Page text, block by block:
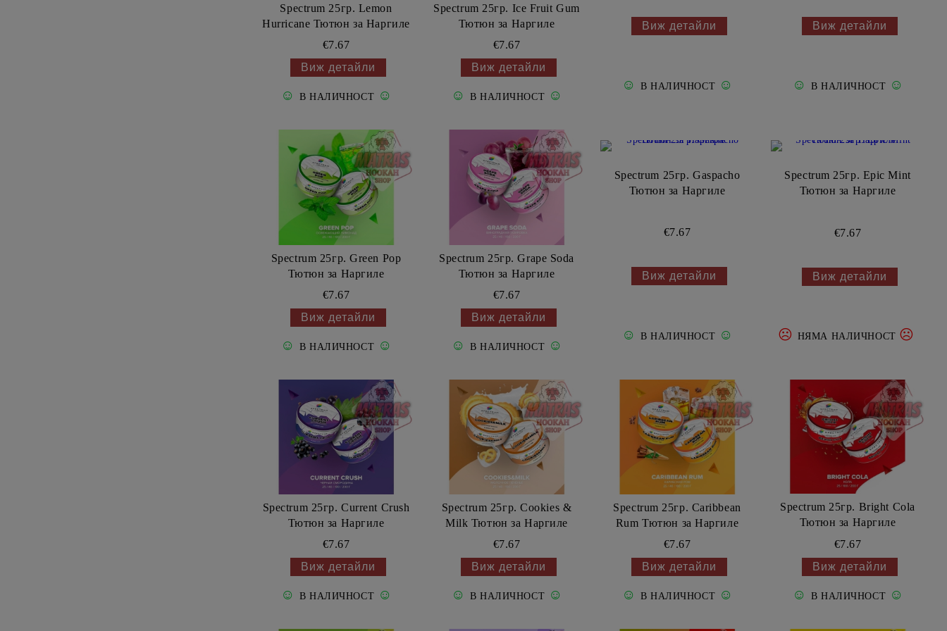
Spectrum 25гр. Lemon
Hurricane Тютюн за Наргиле
€7.67
Виж детайли
☺ В НАЛИЧНОСТ ☺
Spectrum 25гр. Ice Fruit Gum
Тютюн за Наргиле
€7.67
Виж детайли
☺ В НАЛИЧНОСТ ☺
Виж детайли
☺ В НАЛИЧНОСТ ☺
Виж детайли
☺ В НАЛИЧНОСТ ☺
Spectrum 25гр. Green Pop
Тютюн за Наргиле
€7.67
Виж детайли
☺ В НАЛИЧНОСТ ☺
Spectrum 25гр. Grape Soda
Тютюн за Наргиле
€7.67
Виж детайли
☺ В НАЛИЧНОСТ ☺
Spectrum 25гр. Gaspacho
Тютюн за Наргиле
€7.67
Виж детайли
☺ В НАЛИЧНОСТ ☺
Spectrum 25гр. Epic Mint
Тютюн за Наргиле
€7.67
Виж детайли
☹ НЯМА НАЛИЧНОСТ ☹
Spectrum 25гр. Current Crush
Тютюн за Наргиле
€7.67
Виж детайли
☺ В НАЛИЧНОСТ ☺
Spectrum 25гр. Cookies &
Milk Тютюн за Наргиле
€7.67
Виж детайли
☺ В НАЛИЧНОСТ ☺
Spectrum 25гр. Caribbean
Rum Тютюн за Наргиле
€7.67
Виж детайли
☺ В НАЛИЧНОСТ ☺
Spectrum 25гр. Bright Cola
Тютюн за Наргиле
€7.67
Виж детайли
☺ В НАЛИЧНОСТ ☺